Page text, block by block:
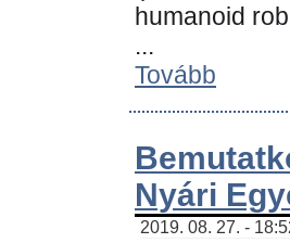
humanoid
...
Tovább
Nyári
2019. 08. 27. -